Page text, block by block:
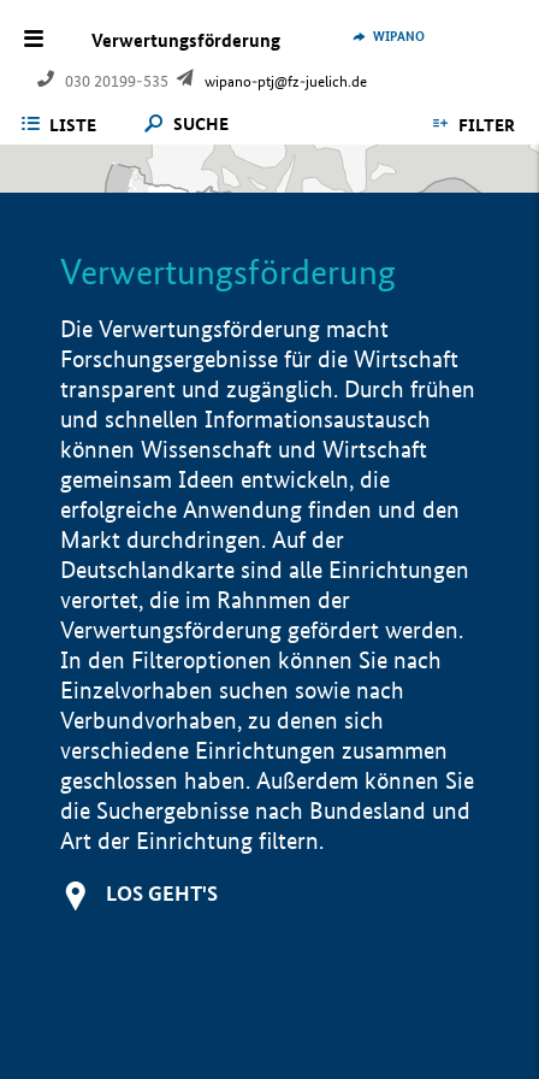
Verwertungsförderung
030 20199-535 wipano-ptj@fz-juelich.de
WIPANO
LISTE SUCHE FILTER
Verwertungsförderung
Die Verwertungsförderung macht
Forschungsergebnisse für die Wirtschaft
transparent und zugänglich. Durch frühen
und schnellen Informationsaustausch
können Wissenschaft und Wirtschaft
gemeinsam Ideen entwickeln, die
erfolgreiche Anwendung finden und den
Markt durchdringen. Auf der
Deutschlandkarte sind alle Einrichtungen
verortet, die im Rahnmen der
Verwertungsförderung gefördert werden.
In den Filteroptionen können Sie nach
Einzelvorhaben suchen sowie nach
Verbundvorhaben, zu denen sich
verschiedene Einrichtungen zusammen
geschlossen haben. Außerdem können Sie
die Suchergebnisse nach Bundesland und
Art der Einrichtung filtern.
LOS GEHT'S